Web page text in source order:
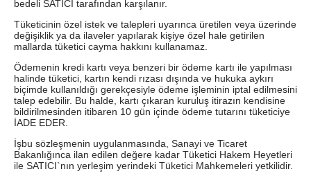
bedeli SATICI tarafından karşılanır.
Tüketicinin özel istek ve talepleri uyarınca üretilen veya üzerinde
değişiklik ya da ilaveler yapılarak kişiye özel hale getirilen
mallarda tüketici cayma hakkını kullanamaz.
Ödemenin kredi kartı veya benzeri bir ödeme kartı ile yapılması
halinde tüketici, kartın kendi rızası dışında ve hukuka aykırı
biçimde kullanıldığı gerekçesiyle ödeme işleminin iptal edilmesini
talep edebilir. Bu halde, kartı çıkaran kuruluş itirazın kendisine
bildirilmesinden itibaren 10 gün içinde ödeme tutarını tüketiciye
İADE EDER.
İşbu sözleşmenin uygulanmasında, Sanayi ve Ticaret
Bakanlığınca ilan edilen değere kadar Tüketici Hakem Heyetleri
ile SATICI`nın yerleşim yerindeki Tüketici Mahkemeleri yetkilidir.